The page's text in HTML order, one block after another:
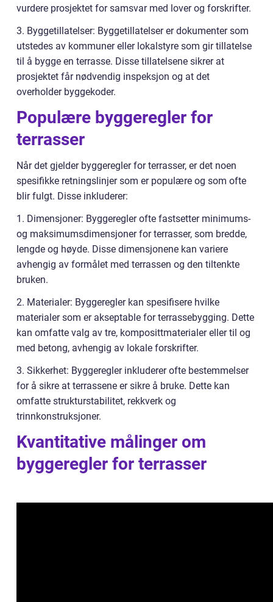
vurdere prosjektet for samsvar med lover og forskrifter.
3. Byggetillatelser: Byggetillatelser er dokumenter som
utstedes av kommuner eller lokalstyre som gir tillatelse
til å bygge en terrasse. Disse tillatelsene sikrer at
prosjektet får nødvendig inspeksjon og at det
overholder byggekoder.
Populære byggeregler for
terrasser
Når det gjelder byggeregler for terrasser, er det noen
spesifikke retningslinjer som er populære og som ofte
blir fulgt. Disse inkluderer:
1. Dimensjoner: Byggeregler ofte fastsetter minimums-
og maksimumsdimensjoner for terrasser, som bredde,
lengde og høyde. Disse dimensjonene kan variere
avhengig av formålet med terrassen og den tiltenkte
bruken.
2. Materialer: Byggeregler kan spesifisere hvilke
materialer som er akseptable for terrassebygging. Dette
kan omfatte valg av tre, komposittmaterialer eller til og
med betong, avhengig av lokale forskrifter.
3. Sikkerhet: Byggeregler inkluderer ofte bestemmelser
for å sikre at terrassene er sikre å bruke. Dette kan
omfatte strukturstabilitet, rekkverk og
trinnkonstruksjoner.
Kvantitative målinger om
byggeregler for terrasser